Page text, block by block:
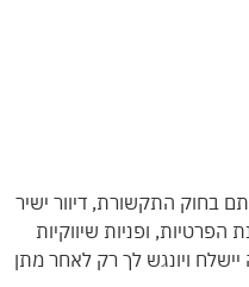
בחוק התקשורת, דיוור ישיר
הפרטיות, ופניות שיווקיות
ויונגש לך רק לאחר מתן